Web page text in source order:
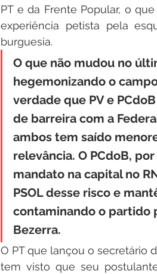
PT e da Frente Popular, o
experiência petista pela
burguesia.
O que não mudou no
hegemonizando o
verdade que PV e
de barreira com a
ambos tem saído
relevância. O PCdoB,
mandato na capital no
PSOL desse risco e
contaminando o partido
Bezerra.
O PT que lançou o secretário
tem visto que seu